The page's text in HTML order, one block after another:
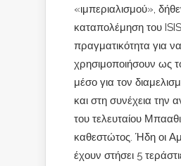
«ιμπεριαλισμού»,
καταπολέμηση του
πραγματικότητα για
χρησιμοποιήσουν ως
μέσο για τον
και στη συνέχεια την
του τελευταίου
καθεστώτος. Ήδη οι
έχουν στήσει 5